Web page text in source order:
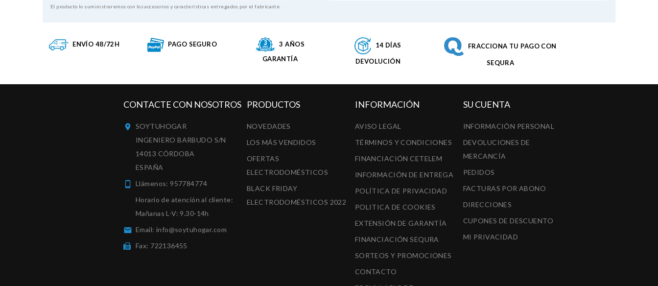
El producto lo suministraremos con los accesorios y características entregados por el fabricante.
ENVÍO 48/72H PAGO SEGURO
3 AÑOS
GARANTÍA
14 DÍAS
DEVOLUCIÓN
FRACCIONA TU PAGO CON
SEQURA
CONTACTE CON NOSOTROS
 SOYTUHOGAR
INGENIERO BARBUDO S/N
14013 CÓRDOBA
ESPAÑA
 Llámenos: 957784774
Horario de atención al cliente:
Mañanas L-V: 9.30-14h
 Email: info@soytuhogar.com
Fax: 722136455
PRODUCTOS
NOVEDADES
LOS MÁS VENDIDOS
OFERTAS
ELECTRODOMÉSTICOS
BLACK FRIDAY
ELECTRODOMÉSTICOS 2022
INFORMACIÓN
AVISO LEGAL
TÉRMINOS Y CONDICIONES
FINANCIACIÓN CETELEM
INFORMACIÓN DE ENTREGA
POLÍTICA DE PRIVACIDAD
POLITICA DE COOKIES
EXTENSIÓN DE GARANTÍA
FINANCIACIÓN SEQURA
SORTEOS Y PROMOCIONES
CONTACTO
SU CUENTA
INFORMACIÓN PERSONAL
DEVOLUCIONES DE
MERCANCÍA
PEDIDOS
FACTURAS POR ABONO
DIRECCIONES
CUPONES DE DESCUENTO
MI PRIVACIDAD